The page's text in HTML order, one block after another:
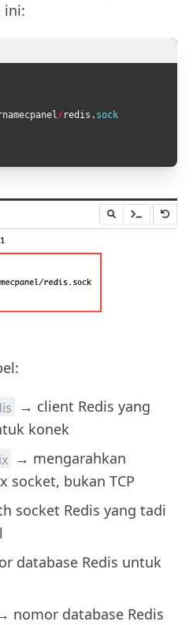
ini:
/ redis . sock
→ client Redis yang
konek
→ mengarahkan
socket, bukan TCP
socket Redis yang tadi
database Redis untuk
nomor database Redis